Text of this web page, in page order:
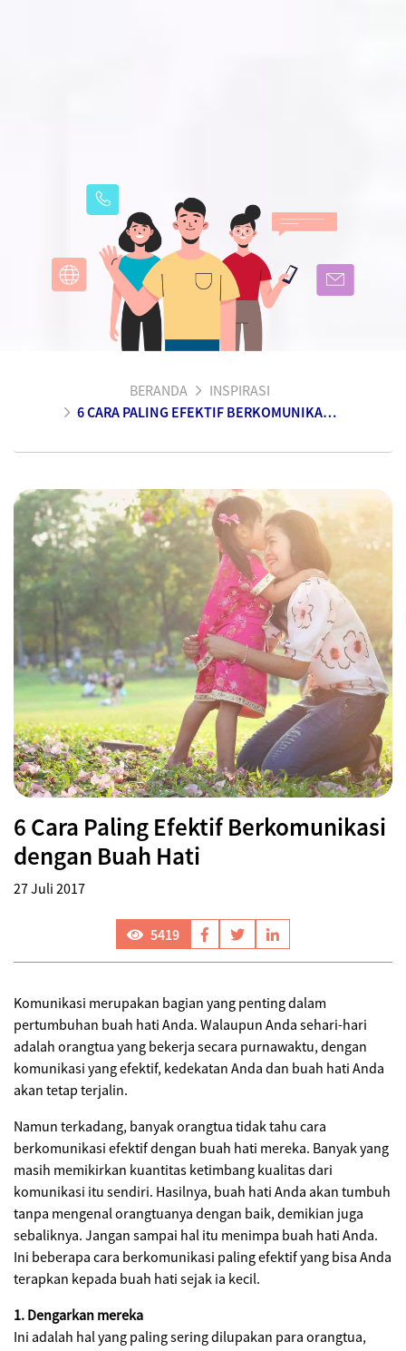
BERANDA
INSPIRASI
6 CARA PALING EFEKTIF BERKOMUNIKASI DENGAN BUAH HATI
6 Cara Paling Efektif Berkomunikasi
dengan Buah Hati
27 Juli 2017
5419
Komunikasi merupakan bagian yang penting dalam
pertumbuhan buah hati Anda. Walaupun Anda sehari-hari
adalah orangtua yang bekerja secara purnawaktu, dengan
komunikasi yang efektif, kedekatan Anda dan buah hati Anda
akan tetap terjalin.
Namun terkadang, banyak orangtua tidak tahu cara
berkomunikasi efektif dengan buah hati mereka. Banyak yang
masih memikirkan kuantitas ketimbang kualitas dari
komunikasi itu sendiri. Hasilnya, buah hati Anda akan tumbuh
tanpa mengenal orangtuanya dengan baik, demikian juga
sebaliknya. Jangan sampai hal itu menimpa buah hati Anda.
Ini beberapa cara berkomunikasi paling efektif yang bisa Anda
terapkan kepada buah hati sejak ia kecil.
1. Dengarkan mereka
Ini adalah hal yang paling sering dilupakan para orangtua,